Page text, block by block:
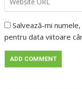
Salvează-mi
pentru data viitoare